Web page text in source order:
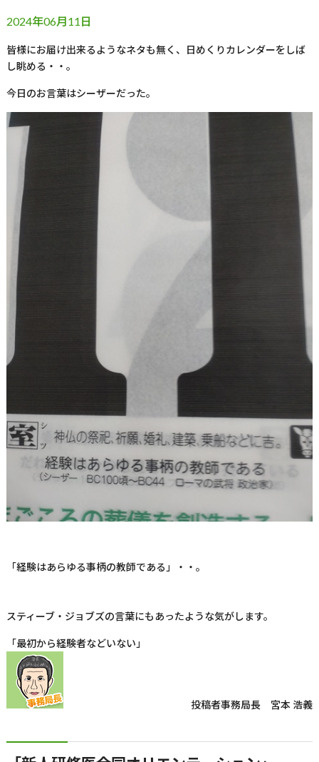
2024年06月11日
皆様にお届け出来るようなネタも無く、日めくりカレンダーをしば
し眺める・・。
今日のお言葉はシーザーだった。
「経験はあらゆる事柄の教師である」・・。
スティーブ・ジョブズの言葉にもあったような気がします。
「最初から経験者などいない」
投稿者事務局長 宮本 浩義